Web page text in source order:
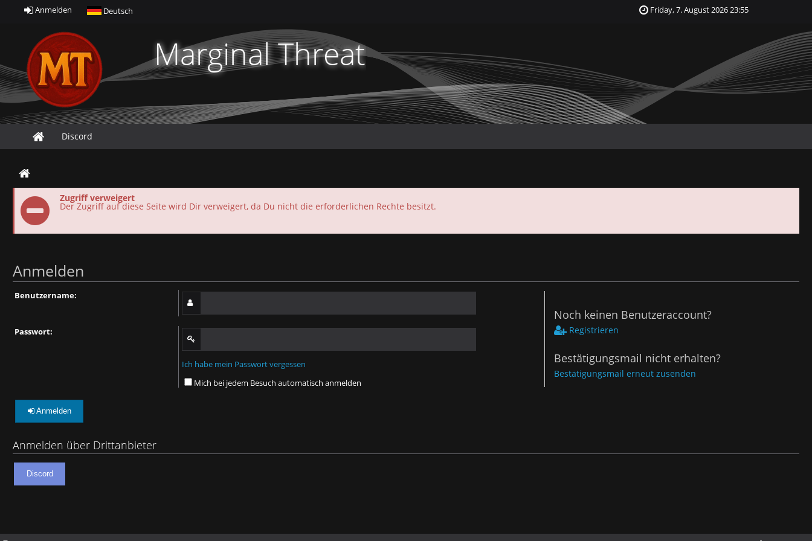
Anmelden Deutsch Friday, 7. August 2026 23:55
Marginal Threat
Discord
Zugriff verweigert
Der Zugriff auf diese Seite wird Dir verweigert, da Du nicht die erforderlichen Rechte besitzt.
Anmelden
Benutzername:
Passwort:
Ich habe mein Passwort vergessen
Mich bei jedem Besuch automatisch anmelden
Noch keinen Benutzeraccount?
Registrieren
Bestätigungsmail nicht erhalten?
Bestätigungsmail erneut zusenden
Anmelden
Anmelden über Drittanbieter
Discord